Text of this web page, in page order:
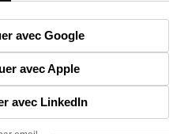
avec Google
avec Apple
avec LinkedIn